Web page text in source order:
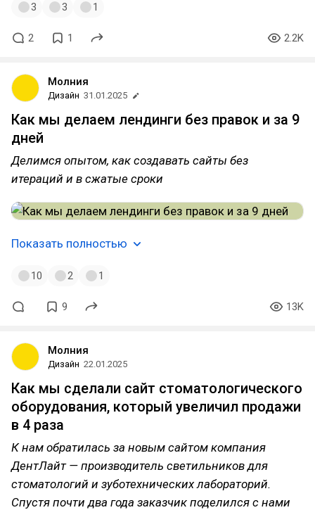
3 3 1
2 1 2.2K
Молния
Дизайн 31.01.2025
Как мы делаем лендинги без правок и за 9
дней
Делимся опытом, как создавать сайты без
итераций и в сжатые сроки
Показать полностью
10 2 1
9 13K
Молния
Дизайн 22.01.2025
Как мы сделали сайт стоматологического
оборудования, который увеличил продажи
в 4 раза
К нам обратилась за новым сайтом компания
ДентЛайт — производитель светильников для
стоматологий и зуботехнических лабораторий.
Спустя почти два года заказчик поделился с нами